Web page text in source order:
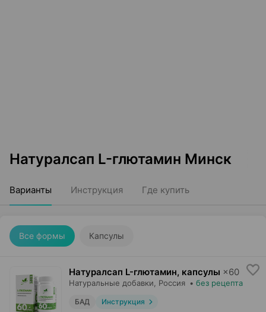
Натуралсап L-глютамин Минск
Варианты Инструкция Где купить
Все формы Капсулы
Натуралсап L-глютамин, капсулы ×60
Натуральные добавки , Россия • без рецепта
БАД Инструкция